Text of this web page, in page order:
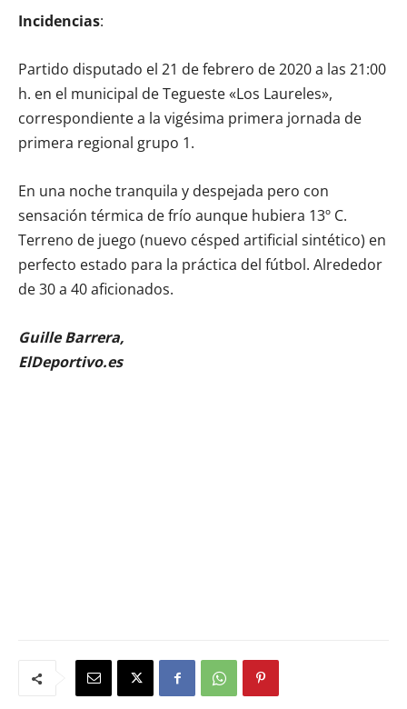
Incidencias:
Partido disputado el 21 de febrero de 2020 a las 21:00
h. en el municipal de Tegueste «Los Laureles»,
correspondiente a la vigésima primera jornada de
primera regional grupo 1.
En una noche tranquila y despejada pero con
sensación térmica de frío aunque hubiera 13º C.
Terreno de juego (nuevo césped artificial sintético) en
perfecto estado para la práctica del fútbol. Alrededor
de 30 a 40 aficionados.
Guille Barrera,
ElDeportivo.es